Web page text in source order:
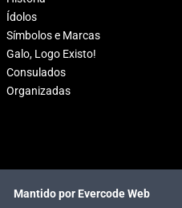
Ídolos
Símbolos e Marcas
Galo, Logo Existo!
Consulados
Organizadas
Mantido por Evercode Web